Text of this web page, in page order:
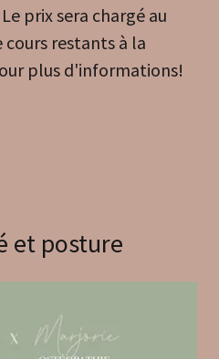
prix sera chargé au
restants à la
plus d'informations!
et posture